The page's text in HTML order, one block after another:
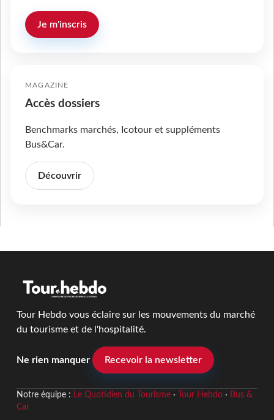
Je m'inscris
MAGAZINE
Accès dossiers
Benchmarks marchés, Icotour et suppléments
Bus&Car.
Découvrir
Tour Hebdo vous éclaire sur les mouvements du marché
du tourisme et de l'hospitalité.
Ne rien manquer Recevoir la newsletter
Notre équipe : Le Quotidien du Tourisme· Tour Hebdo· Bus &
Car